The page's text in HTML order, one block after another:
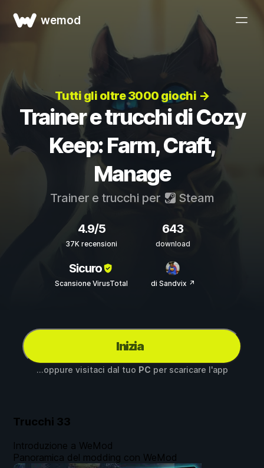
wemod
Tutti gli oltre 3000 giochi →
Trainer e trucchi di Cozy
Keep: Farm, Craft,
Manage
Trainer e trucchi per Steam
4.9/5
37K recensioni
643
download
Sicuro
Scansione VirusTotal di Sandvix ↗
Inizia
...oppure visitaci dal tuo PC per scaricare l'app
Trucchi 33
Introduzione a WeMod
Panoramica del modding con WeMod